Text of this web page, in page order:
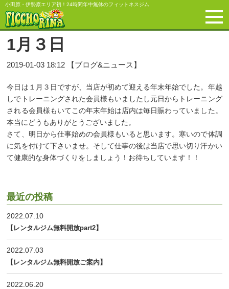
小田原・伊勢原エリア初！24時間年中無休のフィットネスジム
1月３日
2019-01-03 18:12 【ブログ&ニュース】
今日は１月３日ですが、当店が初めて迎える年末年始でした。年越
しでトレーニングされた会員様もいましたし元日からトレーニング
される会員様もいてこの年末年始は店内は毎日賑わっていました。
本当にどうもありがとうございました。
さて、明日から仕事始めの会員様もいると思います。寒いので体調
に気を付けて下さいませ。そして仕事の後は当店で思い切り汗かい
て健康的な身体づくりをしましょう！お待ちしています！！
最近の投稿
2022.07.10
【レンタルジム無料開放part2】
2022.07.03
【レンタルジム無料開放ご案内】
2022.06.20